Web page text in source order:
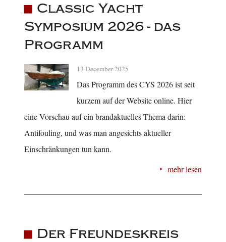
Classic Yacht
Symposium 2026 - das
Programm
13 December 2025
Das Programm des CYS 2026 ist seit
kurzem auf der Website online. Hier
eine Vorschau auf ein brandaktuelles Thema darin:
Antifouling, und was man angesichts aktueller
Einschränkungen tun kann.
mehr lesen
Der Freundeskreis